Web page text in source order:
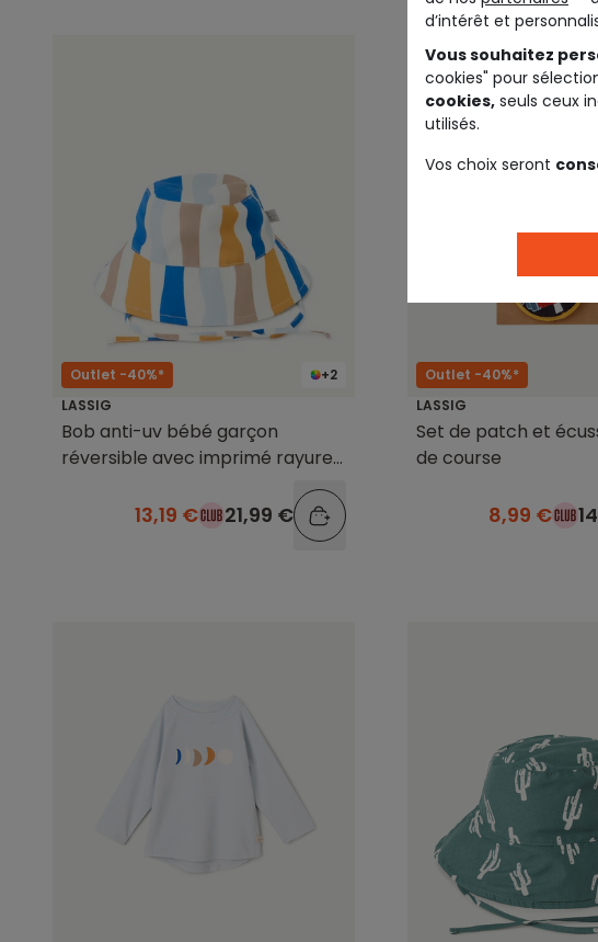
+2
Outlet -40%*
LASSIG
Bob anti-uv bébé garçon
réversible avec imprimé rayures
13,19 € 21,99 €
Outlet -40%*
LASSIG
Set de patch et
de course
8,99 €
d’intérêt et
Vous souhaitez
cookies" pour
cookies, seuls ceux
utilisés.
Vos choix seront